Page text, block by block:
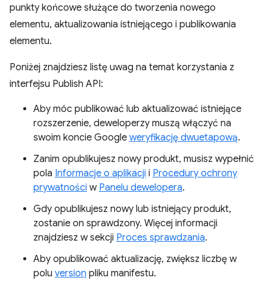
punkty końcowe służące do tworzenia nowego
elementu, aktualizowania istniejącego i publikowania
elementu.
Poniżej znajdziesz listę uwag na temat korzystania z
interfejsu Publish API:
Aby móc publikować lub aktualizować istniejące
rozszerzenie, deweloperzy muszą włączyć na
swoim koncie Google weryfikację dwuetapową.
Zanim opublikujesz nowy produkt, musisz wypełnić
pola Informacje o aplikacji i Procedury ochrony
prywatności w Panelu dewelopera.
Gdy opublikujesz nowy lub istniejący produkt,
zostanie on sprawdzony. Więcej informacji
znajdziesz w sekcji Proces sprawdzania.
Aby opublikować aktualizację, zwiększ liczbę w
polu version pliku manifestu.